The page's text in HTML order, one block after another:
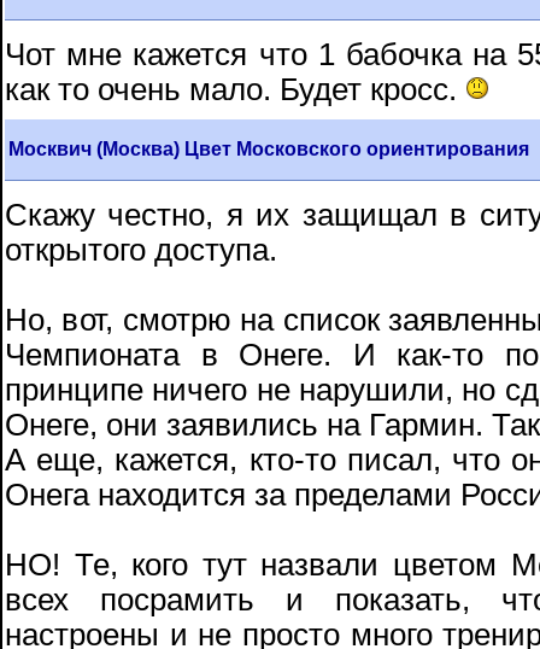
Чот мне кажется что 1 бабочка на
как то очень мало. Будет кросс.
Москвич (Москва) Цвет Московского ориентирования
Скажу честно, я их защищал в
открытого доступа.
Но, вот, смотрю на список
Чемпионата в Онеге. И как-то
принципе ничего не нарушили, но
Онеге, они заявились на Гармин.
А еще, кажется, кто-то писал, что
Онега находится за пределами
НО! Те, кого тут назвали цветом
всех посрамить и показать,
настроены и не просто много